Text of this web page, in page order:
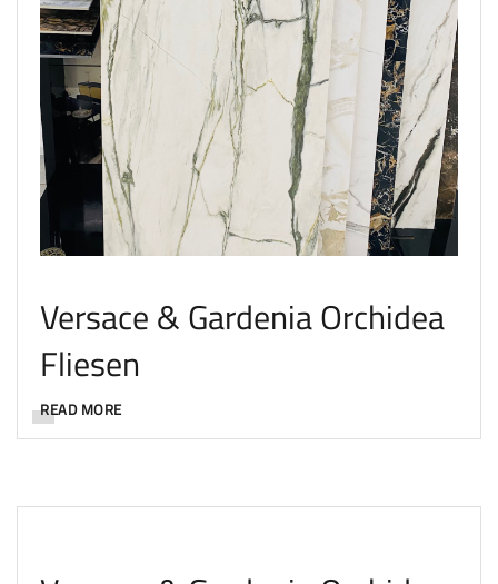
Versace & Gardenia Orchidea
Fliesen
READ MORE